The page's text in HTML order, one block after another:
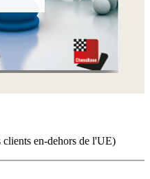
Login
ARTICLE
0,00 €
✔
en-dehors de l'UE)